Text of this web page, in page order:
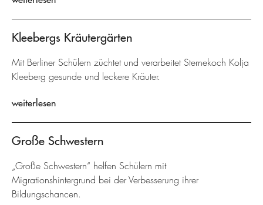
Kleebergs Kräutergärten
Mit Berliner Schülern züchtet und verarbeitet Sternekoch Kolja
Kleeberg gesunde und leckere Kräuter.
weiterlesen
Große Schwestern
„Große Schwestern“ helfen Schülern mit
Migrationshintergrund bei der Verbesserung ihrer
Bildungschancen.